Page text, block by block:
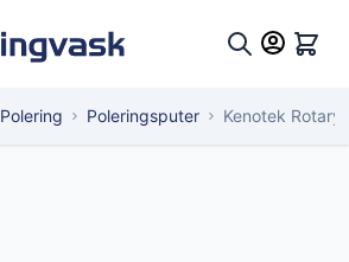
Polering Poleringsputer Kenotek Rotary